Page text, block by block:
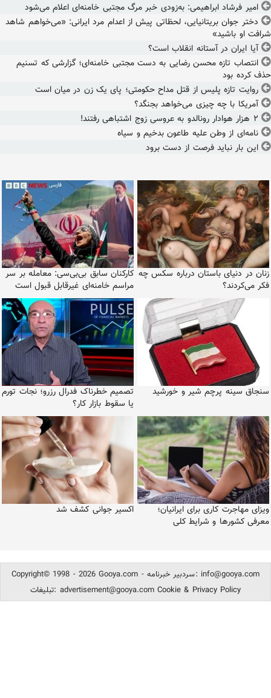
امیر فرشاد ابراهیمی: به‌زودی خبر مرگ مجتبی خامنه‌ای اعلام می‌شود
دختر جوان بریتانیایی، لحظاتی پیش از اعدام مرد ایرانی: «می‌خواهم شاهد
شرافت او باشید»
آیا ایران در آستانه انقلاب است؟
انتصاب تازه محسن رضایی به دست مجتبی خامنه‌ای؛ گزارشی که تسنیم
حذف کرده بود
روایت تازه پلیس از قتل مداح حکومتی؛ پای یک زن در میان است
آمریکا با چه چیزی می‌خواهد بجنگد؟
۲ هزار هوادار رونالدو به عروسی زوج اشتباهی رفتند!
نامه‌ای از وطن علیه طاعون بدخیم و سیاه
این بار نباید فرصت از دست برود
کارکنان سابق بی‌بی‌سی: معامله بر سر
مراسم خامنه‌ای غیرقابل قبول است
زنان در دنیای باستان درباره سکس چه
فکر می‌کردند؟
تصمیم خطرناک فدرال رزرو؛ نجات تورم
یا سقوط بازار کار؟
سنجاق سینه پرچم شیر و خورشید
اکسیر جوانی کشف شد
ویزای مهاجرت کاری برای ایرانیان؛
معرفی کشورها و شرایط کلی
Copyright© 1998 - 2026 Gooya.com - سردبیر خبرنامه: info@gooya.com
تبلیغات: advertisement@gooya.com Cookie & Privacy Policy